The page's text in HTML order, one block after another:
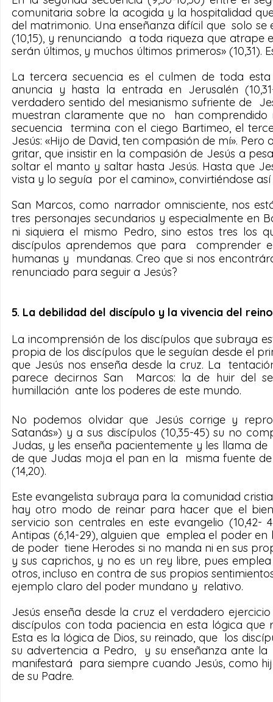
comunitaria sobre la acogida y la hospitalidad
del matrimonio. Una enseñanza difícil que  solo
(10,15), y renunciando  a toda riqueza que
serán últimos, y muchos últimos primeros» (10,31).
La tercera secuencia es el culmen de toda
anuncia y hasta la entrada en Jerusalén
verdadero sentido del mesianismo sufriente de
muestran claramente que no  han
secuencia  termina con el ciego Bartimeo, el
Jesús: «Hijo de David, ten compasión de mí».
gritar, que insistir en la compasión de Jesús a
soltar el manto y saltar hasta Jesús. Hasta que
vista y lo seguía  por el camino», convirtiéndose
San Marcos, como narrador omnisciente, nos
tres personajes secundarios y especialmente en
ni siquiera el mismo Pedro, sino estos tres los
discípulos aprendemos que para  comprender
humanas y  mundanas. Creo que si nos
renunciado para seguir a Jesús?
5. La debilidad del discípulo y la vivencia del
La incomprensión de los discípulos que subraya
propia de los discípulos que le seguían desde el
que Jesús nos enseña desde la cruz. La
parece decirnos San  Marcos: la de huir del
humillación  ante los poderes de este mundo.
No podemos olvidar que Jesús corrige y
Satanás») y a sus discípulos (10,35-45) su no
Judas, y les enseña pacientemente y les llama
de que Judas moja el pan en la  misma fuente
(14,20).
Este evangelista subraya para la comunidad
hay otro modo de reinar para hacer que el
servicio son centrales en este evangelio
Antipas (6,14-29), alguien que  emplea el poder
de poder  tiene Herodes si no manda ni en sus
y sus caprichos, y no es un rey libre, pues
otros, incluso en contra de sus propios
ejemplo claro del poder mundano y  relativo.
Jesús enseña desde la cruz el verdadero
discípulos con toda paciencia en esta lógica
Esta es la lógica de Dios, su reinado, que  los
su advertencia a Pedro,  y su enseñanza ante
manifestará  para siempre cuando Jesús, como
de su Padre.